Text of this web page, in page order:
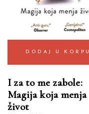
DODAJ U KORPU
I za to me zabole:
Magija koja menja
život